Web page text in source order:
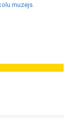
muzejs.